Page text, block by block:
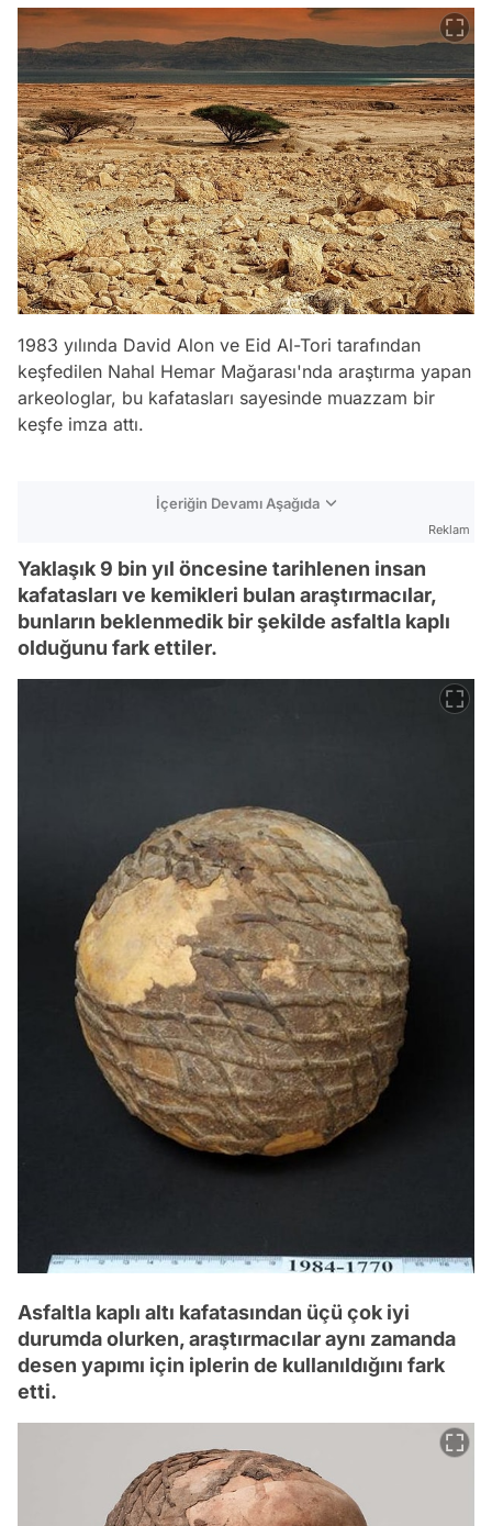
1983 yılında David Alon ve Eid Al-Tori tarafından
keşfedilen Nahal Hemar Mağarası'nda araştırma yapan
arkeologlar, bu kafatasları sayesinde muazzam bir
keşfe imza attı.
İçeriğin Devamı Aşağıda
Reklam
Yaklaşık 9 bin yıl öncesine tarihlenen insan
kafatasları ve kemikleri bulan araştırmacılar,
bunların beklenmedik bir şekilde asfaltla kaplı
olduğunu fark ettiler.
Asfaltla kaplı altı kafatasından üçü çok iyi
durumda olurken, araştırmacılar aynı zamanda
desen yapımı için iplerin de kullanıldığını fark
etti.